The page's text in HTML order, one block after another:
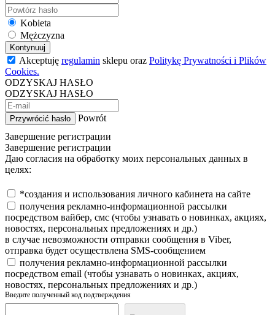
Kobieta
Mężczyzna
Kontynuuj
Akceptuję regulamin sklepu oraz Politykę Prywatności i Plików
Cookies.
ODZYSKAJ HASŁO
ODZYSKAJ HASŁO
Przywrócić hasło
Powrót
Завершение регистрации
Завершение регистрации
Даю согласия на обработку моих персональных данных в
целях:
*создания и использования личного кабинета на сайте
получения рекламно-информационной рассылки
посредством вайбер, смс (чтобы узнавать о новинках, акциях,
новостях, персональных предложениях и др.)
в случае невозможности отправки сообщения в Viber,
отправка будет осуществлена SMS-сообщением
получения рекламно-информационной рассылки
посредством email (чтобы узнавать о новинках, акциях,
новостях, персональных предложениях и др.)
Введите полученный код подтверждения